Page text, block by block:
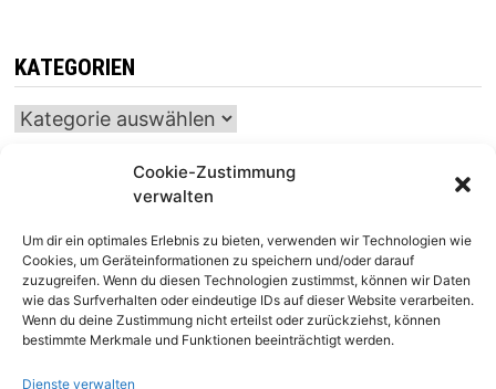
Cookie-Zustimmung
verwalten
Um dir ein optimales Erlebnis zu bieten, verwenden wir Technologien wie
Cookies, um Geräteinformationen zu speichern und/oder darauf
zuzugreifen. Wenn du diesen Technologien zustimmst, können wir Daten
wie das Surfverhalten oder eindeutige IDs auf dieser Website verarbeiten.
Wenn du deine Zustimmung nicht erteilst oder zurückziehst, können
bestimmte Merkmale und Funktionen beeinträchtigt werden.
Dienste verwalten
KATEGORIEN
Kategorien
SCHACHTICKER